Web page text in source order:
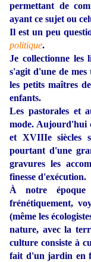
permettant de
ayant ce sujet ou
Il est un peu
politique.
Je collectionne les
s'agit d'une de mes
les petits maîtres
enfants.
Les pastorales et
mode. Aujourd'hui
et XVIIIe siècles
pourtant d'une
gravures les
finesse d'exécution.
À notre
frénétiquement,
(même les
nature, avec la
culture consiste à
fait d'un jardin en